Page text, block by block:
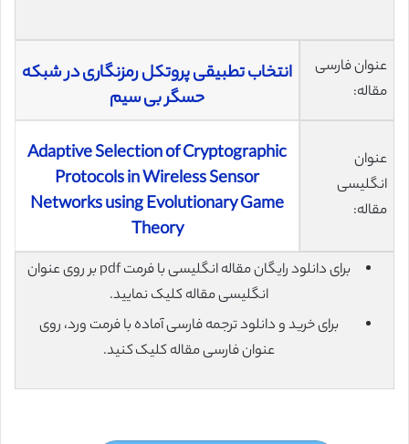
عنوان فارسی
مقاله:
انتخاب تطبیقی پروتکل رمزنگاری در شبکه
حسگر بی سیم
عنوان
انگلیسی
مقاله:
Adaptive Selection of Cryptographic
Protocols in Wireless Sensor
Networks using Evolutionary Game
Theory
برای دانلود رایگان مقاله انگلیسی با فرمت pdf بر روی عنوان
انگلیسی مقاله کلیک نمایید.
برای خرید و دانلود ترجمه فارسی آماده با فرمت ورد، روی
عنوان فارسی مقاله کلیک کنید.